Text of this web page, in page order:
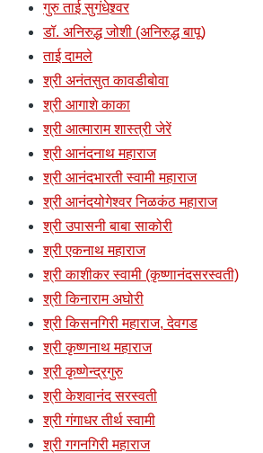
गुरु ताई सुगंधेश्र्वर
डॉ. अनिरुद्ध जोशी (अनिरुद्ध बापू)
ताई दामले
श्री अनंतसुत कावडीबोवा
श्री आगाशे काका
श्री आत्माराम शास्त्री जेरें
श्री आनंदनाथ महाराज
श्री आनंदभारती स्वामी महाराज
श्री आनंदयोगेश्वर निळकंठ महाराज
श्री उपासनी बाबा साकोरी
श्री एकनाथ महाराज
श्री काशीकर स्वामी (कृष्णानंदसरस्वती)
श्री किनाराम अघोरी
श्री किसनगिरी महाराज, देवगड
श्री कृष्णनाथ महाराज
श्री कृष्णेन्द्रगुरु
श्री केशवानंद सरस्वती
श्री गंगाधर तीर्थ स्वामी
श्री गगनगिरी महाराज